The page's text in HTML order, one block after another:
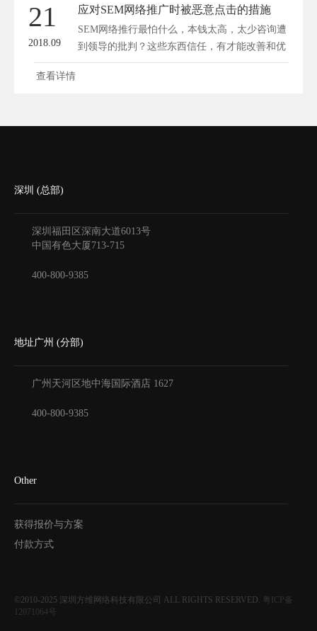
21
2018.09
应对SEM网络推广时被恶意点击的措施
SEM网络推行最怕什么，本钱太高，太少咨询遭
到领导的批判？这些东西信任，有才能改善和优
化接...
查看详情
深圳 (总部)
深圳福田区深南大道6013号
中国有色大厦713-715
400-800-9385
地址广州 (分部)
广州天河区地中海国际酒店 1627
400-800-9385
Other
获得报价与方案
付款方式
©2010-2025 深圳方维网络科技有限公司 ALL RIGHTS RESERVED.
粤ICP备
12071064号